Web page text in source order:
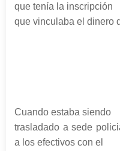
que tenía la inscripción
que vinculaba el dinero
Cuando estaba siendo
trasladado a sede
a los efectivos con el